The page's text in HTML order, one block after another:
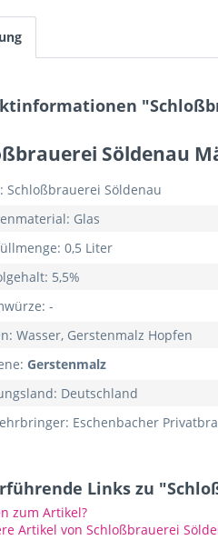
Söldenau
Schloßbrauerei Söldenau
Glas
0,5 Liter
5,5%
-
Wasser, Gerstenmalz Hopfen
Gerstenmalz
Deutschland
Eschenbacher
Links zu
zum Artikel?
Artikel von Schloßbrauerei